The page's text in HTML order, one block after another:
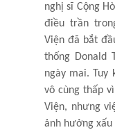
nghị sĩ Cộng
điều trần
Viện đã bắt
thống Donald
ngày mai. Tuy
vô cùng thấp
Viện, nhưng
ảnh hưởng xấu